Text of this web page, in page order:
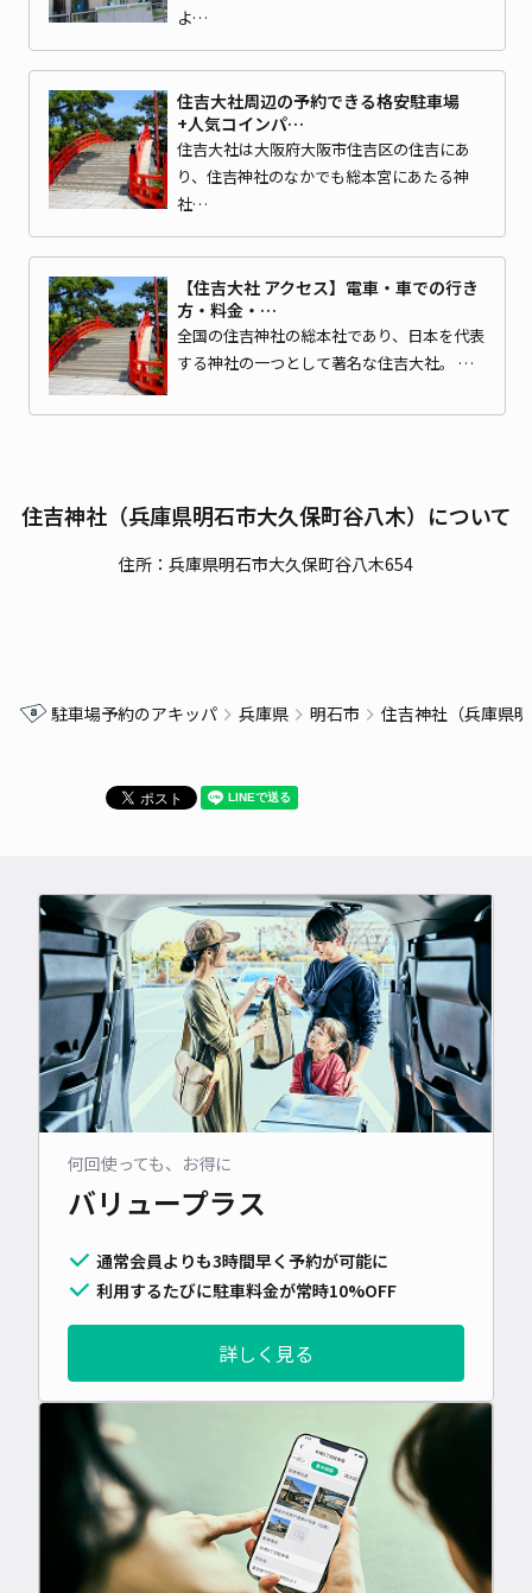
よ…
住吉大社周辺の予約できる格安駐車場
+人気コインパ…
住吉大社は大阪府大阪市住吉区の住吉にあ
り、住吉神社のなかでも総本宮にあたる神
社…
【住吉大社 アクセス】電車・車での行き
方・料金・…
全国の住吉神社の総本社であり、日本を代表
する神社の一つとして著名な住吉大社。 …
住吉神社（兵庫県明石市大久保町谷八木）について
住所：兵庫県明石市大久保町谷八木654
駐車場予約のアキッパ 兵庫県 明石市 住吉神社（兵庫県
何回使っても、お得に
バリュープラス
通常会員よりも3時間早く予約が可能に
利用するたびに駐車料金が常時10%OFF
詳しく見る